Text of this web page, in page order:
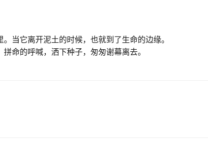
当它离开泥土的时候，也就到了生命的边缘。
命的呼喊，洒下种子，匆匆谢幕离去。